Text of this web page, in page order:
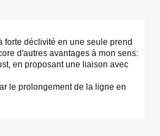
forte déclivité en une seule prend
d'autres avantages à mon sens:
en proposant une liaison avec
le prolongement de la ligne en